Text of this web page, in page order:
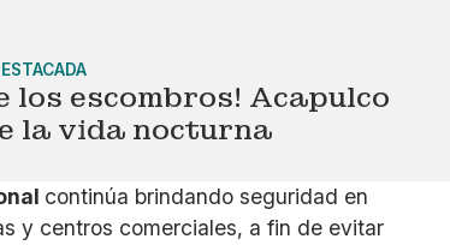
los escombros! Acapulco
la vida nocturna
continúa brindando seguridad en
y centros comerciales, a fin de evitar